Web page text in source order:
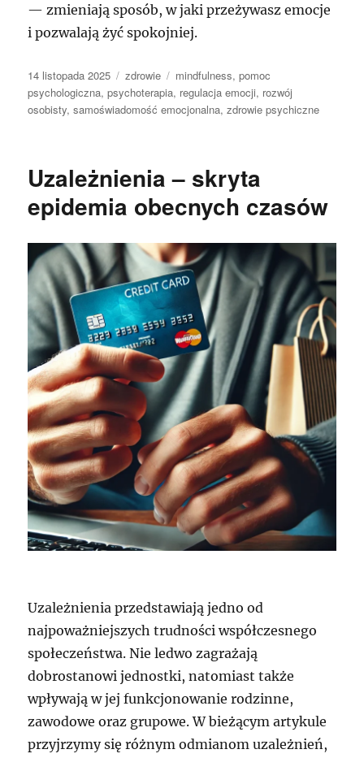
— zmieniają sposób, w jaki przeżywasz emocje
i pozwalają żyć spokojniej.
Data
publikacji
14 listopada 2025 Kategorie
zdrowie Tagi
mindfulness,pomoc
psychologiczna,psychoterapia, regulacja emocji, rozwój
osobisty,samoświadomość emocjonalna,zdrowie psychiczne
Uzależnienia – skryta
epidemia obecnych czasów
Uzależnienia przedstawiają jedno od
najpoważniejszych trudności współczesnego
społeczeństwa. Nie ledwo zagrażają
dobrostanowi jednostki, natomiast także
wpływają w jej funkcjonowanie rodzinne,
zawodowe oraz grupowe. W bieżącym artykule
przyjrzymy się różnym odmianom uzależnień,